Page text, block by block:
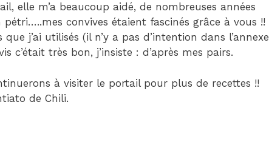
elle m’a beaucoup aidé, de nombreuses années
convives étaient fascinés grâce à vous !!
j’ai utilisés (il n’y a pas d’intention dans l’annexe
c’était très bon, j’insiste : d’après mes pairs.
à visiter le portail pour plus de recettes !!
de Chili.